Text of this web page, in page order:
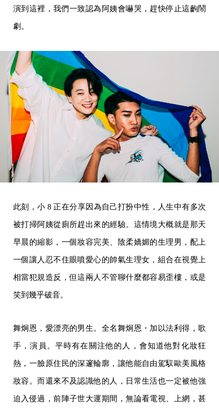
演到這裡，我們一致認為阿姨會嚇哭，趕快停止這齣鬧
劇。
此刻，小 8 正在分享因為自己打扮中性，人生中有多次
被打掃阿姨從廁所趕出來的經驗。這情境大概就是那天
早晨的縮影，一個妝容完美、陰柔嬌媚的生理男，配上
一個讓人忍不住眼噴愛心的帥氣生理女，組合在視覺上
相當犯規造反，但這兩人不管聊什麼都容易歪樓，或是
笑到幾乎破音。
舞炯恩，愛漂亮的男生。全名舞炯恩・加以法利得，歌
手，演員。平時有在關注他的人，會知道他對化妝狂
熱，一臉原住民的深邃輪廓，讓他能自由駕馭歐美風格
妝容。而還來不及認識他的人，日常生活也一定被他強
迫入侵過，前陣子世大運期間，無論看電視、上網，甚